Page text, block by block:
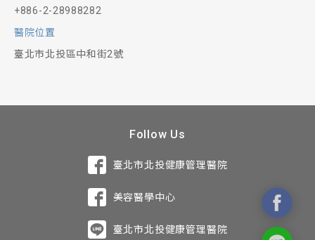
+886-2-28988282
醫院位置
臺北市北投區中和街2號
Follow Us
臺北市北投健康管理醫院
美容醫學中心
臺北市北投健康管理醫院